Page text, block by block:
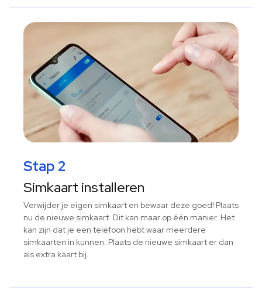
Stap 2
Simkaart installeren
Verwijder je eigen simkaart en bewaar deze goed! Plaats
nu de nieuwe simkaart. Dit kan maar op één manier. Het
kan zijn dat je een telefoon hebt waar meerdere
simkaarten in kunnen. Plaats de nieuwe simkaart er dan
als extra kaart bij.